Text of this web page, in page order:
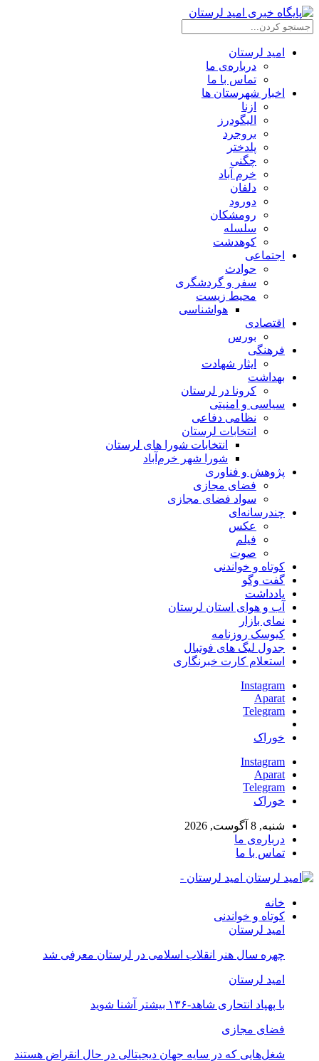
امید لرستان
درباره‌ی ما
تماس با ما
اخبار شهرستان ها
ازنا
الیگودرز
بروجرد
پلدختر
چگنی
خرم آباد
دلفان
دورود
رومشکان
سلسله
کوهدشت
اجتماعی
حوادث
سفر و گردشگری
محیط زیست
هواشناسی
اقتصادی
بورس
فرهنگی
ایثار شهادت
بهداشت
کرونا در لرستان
سیاسی و امنیتی
نظامی دفاعی
انتخابات لرستان
انتخابات شورا های لرستان
شورا شهر خرم‌آباد
پژوهش و فناوری
فضای مجازی
سواد فضای مجازی
چندرسانه‌ای
عكس
فیلم
صوت
کوتاه و خواندنی
گفت وگو
یادداشت
آب و هوای استان لرستان
نمای بازار
کیوسک روزنامه
جدول لیگ های فوتبال
استعلام کارت خبرنگاری
Instagram
Aparat
Telegram
خوراک
Instagram
Aparat
Telegram
خوراک
شنبه, 8 آگوست, 2026
درباره‌ی ما
تماس با ما
امید لرستان -
خانه
کوتاه و خواندنی
امید لرستان
چهره سال هنر انقلاب اسلامی در لرستان معرفی شد
امید لرستان
با پهپاد انتحاری شاهد-۱۳۶ بیشتر آشنا شوید
فضای مجازی
شغل‌‌هایی که در سایه جهان دیجیتالی در حال انقراض هستند